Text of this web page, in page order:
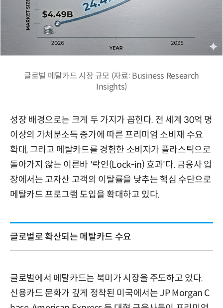
글로벌 메탈카드 시장 규모 (자료: Business Research
Insights)
성장 배경으로는 크게 두 가지가 꼽힌다. 전 세계 30억 명
이상의 가처분소득 증가에 따른 프리미엄 소비재 수요
확대, 그리고 메탈카드를 경험한 소비자가 플라스틱으로
돌아가지 않는 이른바 '락인(Lock-in) 효과'다. 금융사 입
장에서는 고자산 고객의 이탈률을 낮추는 핵심 수단으로
메탈카드 프로그램 도입을 확대하고 있다.
글로벌로 확산되는 메탈카드 수요
글로벌에서 메탈카드는 북미가 시장을 주도하고 있다.
신용카드 문화가 깊게 정착된 미국에서는 JP Morgan C